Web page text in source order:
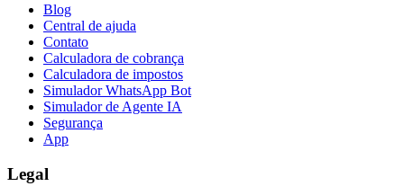
Blog
Central de ajuda
Contato
Calculadora de cobrança
Calculadora de impostos
Simulador WhatsApp Bot
Simulador de Agente IA
Segurança
App
Legal